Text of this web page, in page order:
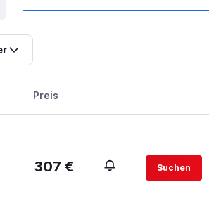
Preis
307 € Suchen